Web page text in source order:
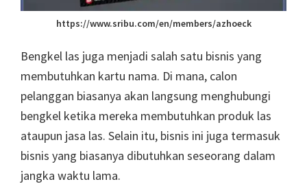
https://www.sribu.com/en/members/azhoeck
Bengkel las juga menjadi salah satu bisnis yang
membutuhkan kartu nama. Di mana, calon
pelanggan biasanya akan langsung menghubungi
bengkel ketika mereka membutuhkan produk las
ataupun jasa las. Selain itu, bisnis ini juga termasuk
bisnis yang biasanya dibutuhkan seseorang dalam
jangka waktu lama.